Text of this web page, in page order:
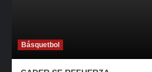
Básquetbol